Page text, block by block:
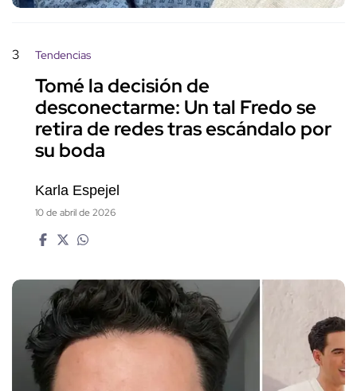
3 Tendencias
Tomé la decisión de
desconectarme: Un tal Fredo se
retira de redes tras escándalo por
su boda
Karla Espejel
10 de abril de 2026